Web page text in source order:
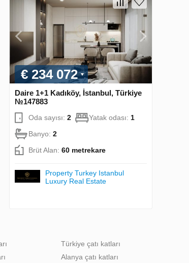
€ 234 072
Daire 1+1 Kadıköy, İstanbul, Türkiye
№147883
Oda sayısı: 2 Yatak odası: 1
Banyo: 2
Brüt Alan: 60 metrekare
Property Turkey Istanbul
Luxury Real Estate
Türkiye çatı katları
Alanya çatı katları